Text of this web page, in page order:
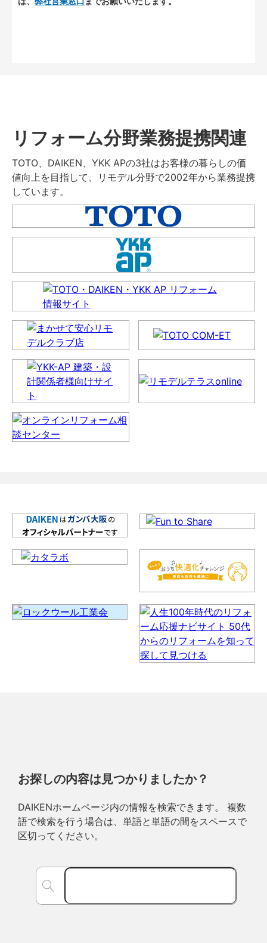
リフォーム分野業務提携関連
TOTO、DAIKEN、YKK APの3社はお客様の暮らしの価
値向上を目指して、リモデル分野で2002年から業務提携
しています。
お探しの内容は見つかりましたか？
DAIKENホームページ内の情報を検索できます。 複数
語で検索を行う場合は、単語と単語の間をスペースで
区切ってください。